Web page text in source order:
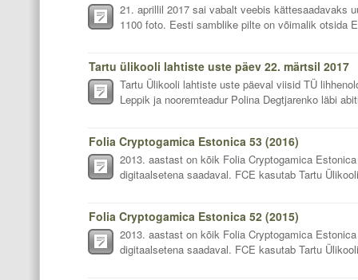
21. aprillil 2017 sai vabalt veebis kättesaadavaks
1100 foto. Eesti samblike pilte on võimalik otsida
Tartu ülikooli lahtiste uste päev 22. märtsil 2017
Tartu Ülikooli lahtiste uste päeval viisid TÜ
Leppik ja nooremteadur Polina Degtjarenko läbi
Folia Cryptogamica Estonica 53 (2016)
2013. aastast on kõik Folia Cryptogamica
digitaalsetena saadaval. FCE kasutab Tartu
Folia Cryptogamica Estonica 52 (2015)
2013. aastast on kõik Folia Cryptogamica
digitaalsetena saadaval. FCE kasutab Tartu